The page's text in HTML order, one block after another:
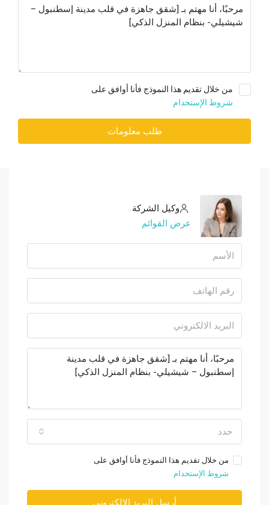
من خلال تقديم هذا النموذج فأنا أوافق على
شروط الإستخدام
طلب معلومات
وكيل الشركة
عرض القوائم
حدد
من خلال تقديم هذا النموذج فأنا أوافق على
شروط الإستخدام
أرسل البريد الإلكتروني